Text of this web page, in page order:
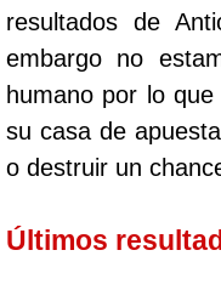
resultados de
embargo no
humano por lo
su casa de
o destruir un
Últimos